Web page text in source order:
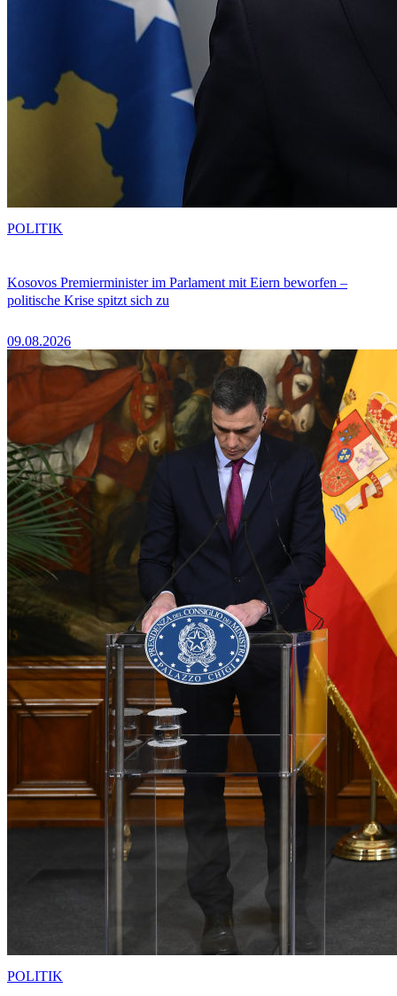
Kosovos Premierminister im Parlament mit Eiern beworfen –
politische Krise spitzt sich zu
09.08.2026
POLITIK
POLITIK